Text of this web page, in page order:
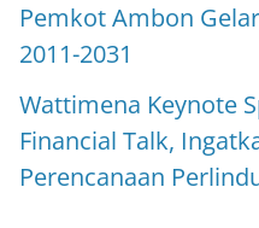
Pemkot Ambon Gelar
2011-2031
Wattimena Keynote
Financial Talk,
Perencanaan